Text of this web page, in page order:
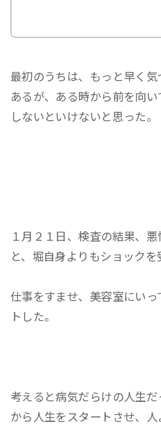
最初のうちは、もっと早く
あるが、ある時から前を向
しないといけないと思った。
１月２１日、検査の結果、
と、堀自身よりもショックを
仕事をすませ、美容室にい
トした。
考えると病気だらけの人生
から人生をスタートさせ、